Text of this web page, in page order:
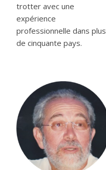
trotter avec une
expérience
professionnelle dans plus
de cinquante pays.